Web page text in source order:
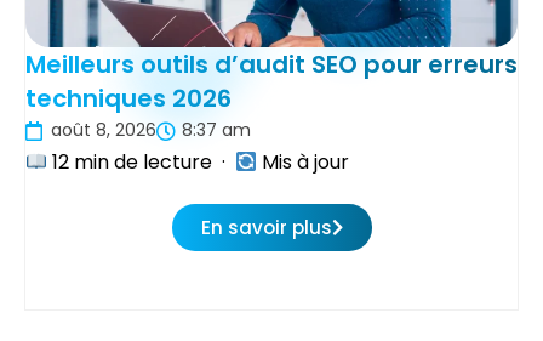
Meilleurs outils d’audit SEO pour erreurs
techniques 2026
août 8, 2026 8:37 am
12 min de lecture · Mis à jour
En savoir plus